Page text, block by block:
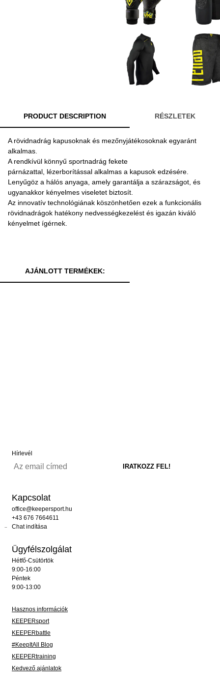
PRODUCT DESCRIPTION RÉSZLETEK
A rövidnadrág kapusoknak és mezőnyjátékosoknak egyaránt
alkalmas.
A rendkívül könnyű sportnadrág fekete
párnázattal, lézerborítással alkalmas a kapusok edzésére.
Lenyűgöz a hálós anyaga, amely garantálja a szárazságot, és
ugyanakkor kényelmes viseletet biztosít.
Az innovatív technológiának köszönhetően ezek a funkcionális
rövidnadrágok hatékony nedvességkezelést és igazán kiváló
kényelmet ígérnek.
AJÁNLOTT TERMÉKEK:
Hírlevél
Kapcsolat
office@keepersport.hu
+43 676 7664611
Chat indítása
Ügyfélszolgálat
Hétfő-Csütörtök
9:00-16:00
Péntek
9:00-13:00
Hasznos információk
KEEPERsport
KEEPERbattle
#KeepItAll Blog
KEEPERtraining
Kedvező ajánlatok